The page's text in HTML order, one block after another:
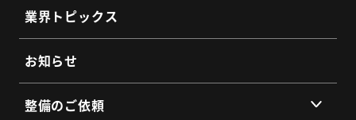
組織理念
組織概要
代表挨拶
提携企業・団体一覧
総会・地区会・研修会
業界トピックス
お知らせ
整備のご依頼